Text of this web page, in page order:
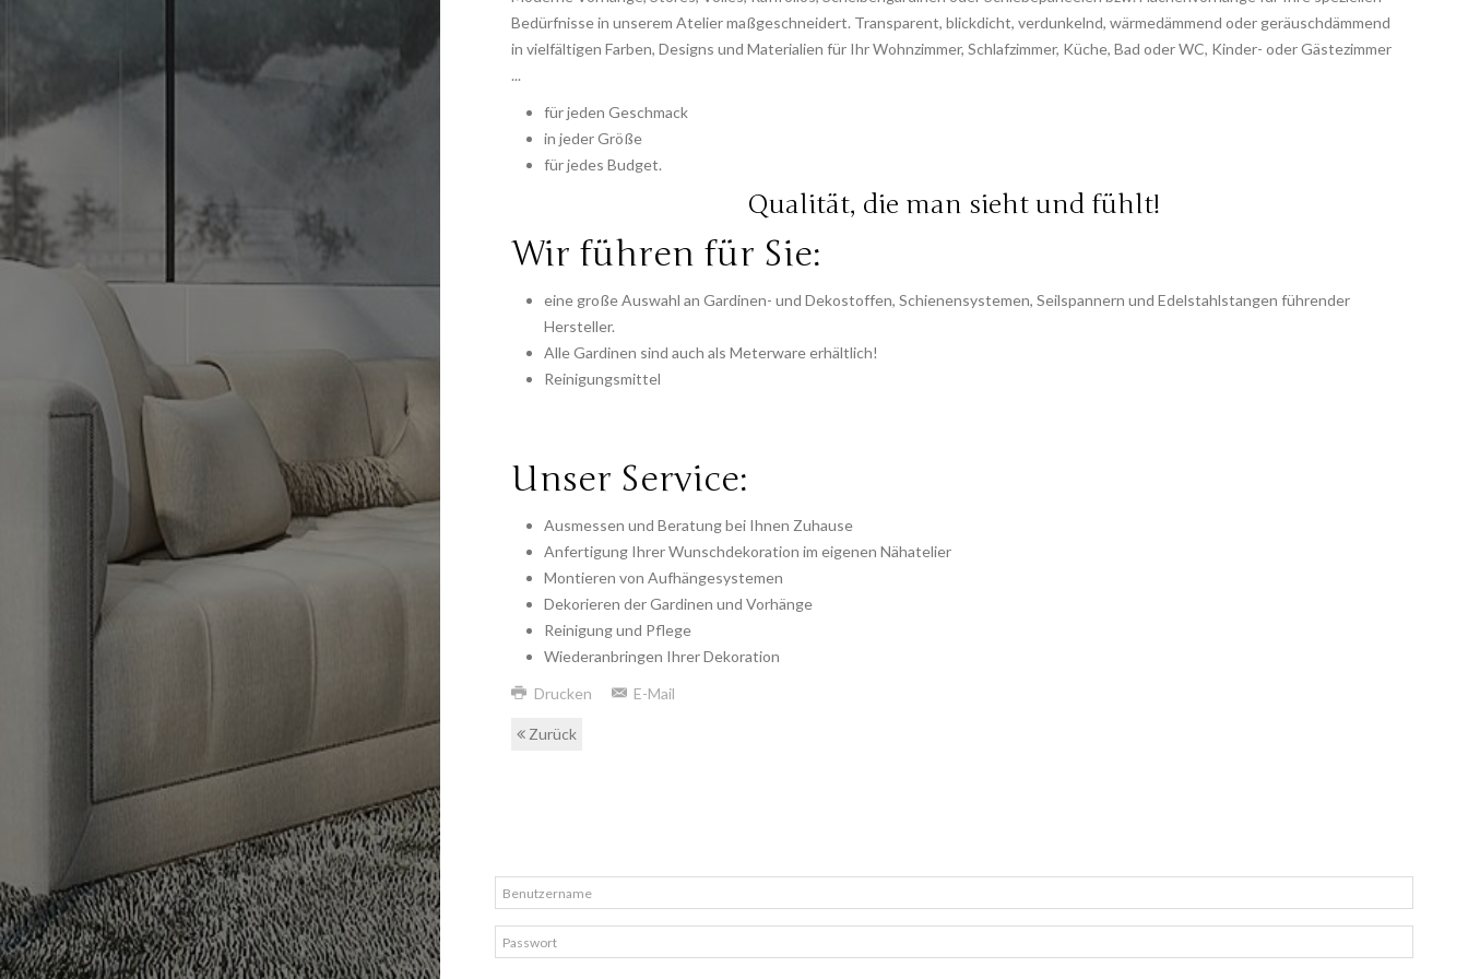
Bedürfnisse in unserem Atelier maßgeschneidert. Transparent, blickdicht, verdunkelnd, wärmedämmend oder geräuschdämmend
in vielfältigen Farben, Designs und Materialien für Ihr Wohnzimmer, Schlafzimmer, Küche, Bad oder WC, Kinder- oder Gästezimmer
...
für jeden Geschmack
in jeder Größe
für jedes Budget.
Qualität, die man sieht und fühlt!
Wir führen für Sie:
eine große Auswahl an Gardinen- und Dekostoffen, Schienensystemen, Seilspannern und Edelstahlstangen führender
Hersteller.
Alle Gardinen sind auch als Meterware erhältlich!
Reinigungsmittel
Unser Service:
Ausmessen und Beratung bei Ihnen Zuhause
Anfertigung Ihrer Wunschdekoration im eigenen Nähatelier
Montieren von Aufhängesystemen
Dekorieren der Gardinen und Vorhänge
Reinigung und Pflege
Wiederanbringen Ihrer Dekoration
Drucken
E-Mail
Zurück